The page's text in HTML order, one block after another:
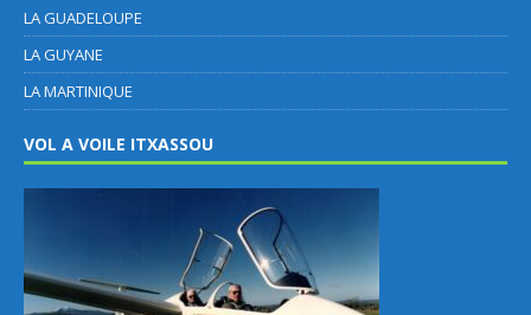
LA GUADELOUPE
LA GUYANE
LA MARTINIQUE
VOL A VOILE ITXASSOU